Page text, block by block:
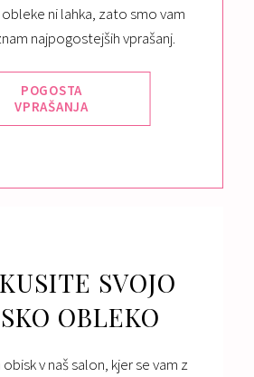
ni lahka, zato smo vam
najpogostejših vprašanj.
POGOSTA
VPRAŠANJA
SVOJO
OBLEKO
v naš salon, kjer se vam z